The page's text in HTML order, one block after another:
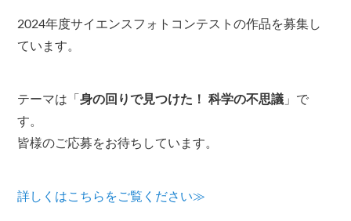
2024年度サイエンスフォトコンテストの作品を募集し
ています。
テーマは「身の回りで見つけた！ 科学の不思議 」で
す。
皆様のご応募をお待ちしています。
詳しくはこちらをご覧ください≫